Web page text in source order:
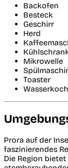
Backofen
Besteck
Geschirr
Herd
Mikrowelle
Toaster
Prora auf der
faszinierendes
Die Region